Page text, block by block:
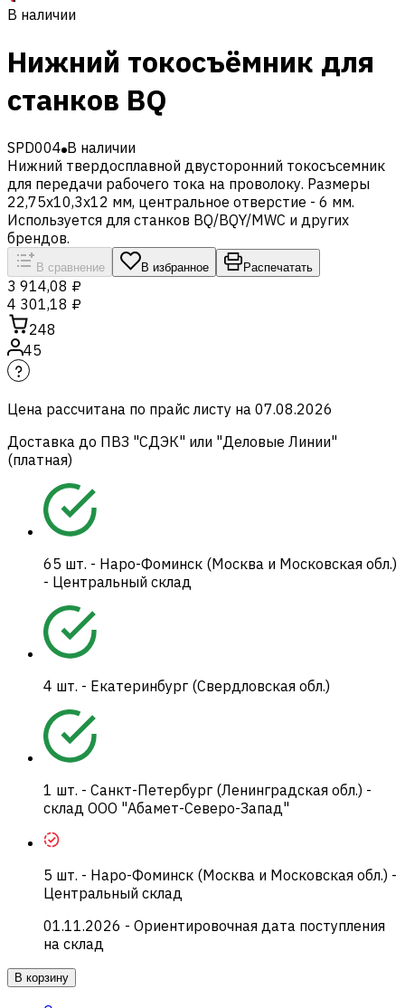
В наличии
Нижний токосъёмник для
станков BQ
SPD004 В наличии
Нижний твердосплавной двусторонний токосъсемник
для передачи рабочего тока на проволоку. Размеры
22,75х10,3х12 мм, центральное отверстие - 6 мм.
Используется для станков BQ/BQY/MWC и других
брендов.
В сравнение В избранное Распечатать
3 914,08 ₽
4 301,18 ₽
248
45
Цена рассчитана по прайс листу на 07.08.2026
Доставка до ПВЗ "СДЭК" или "Деловые Линии"
(платная)
65 шт. - Наро-Фоминск (Москва и Московская обл.)
- Центральный склад
4 шт. - Екатеринбург (Свердловская обл.)
1 шт. - Санкт-Петербург (Ленинградская обл.) -
склад ООО "Абамет-Северо-Запад"
5 шт. - Наро-Фоминск (Москва и Московская обл.) -
Центральный склад
01.11.2026 - Ориентировочная дата поступления
на склад
В корзину